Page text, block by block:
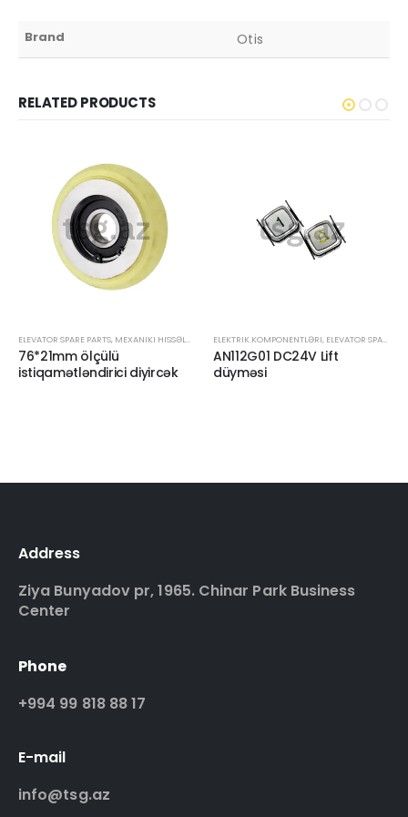
Brand Otis
RELATED PRODUCTS
ELEVATOR SPARE PARTS, MEXANIKI HISSƏLƏR
76*21mm ölçülü
istiqamətləndirici diyircək
ELEKTRIK KOMPONENTLƏRI, ELEVATOR SPARE PARTS
AN112G01 DC24V Lift
düyməsi
Address
Ziya Bunyadov pr, 1965. Chinar Park Business
Center
Phone
+994 99 818 88 17
E-mail
info@tsg.az